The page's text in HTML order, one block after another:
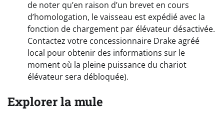
de noter qu’en raison d’un brevet en cours
d’homologation, le vaisseau est expédié avec la
fonction de chargement par élévateur désactivée.
Contactez votre concessionnaire Drake agréé
local pour obtenir des informations sur le
moment où la pleine puissance du chariot
élévateur sera débloquée).
Explorer la mule